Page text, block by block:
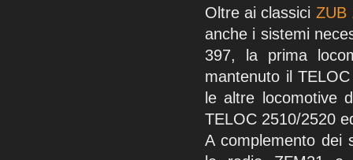
Oltre ai classici ZUB
anche i sistemi
397, la prima
mantenuto il
le altre locomotive
TELOC 2510/2520
A complemento dei